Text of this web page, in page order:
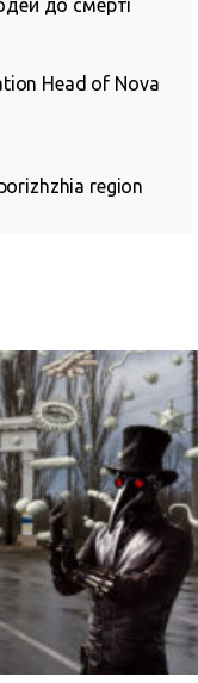
до смерті
Head of Nova
region